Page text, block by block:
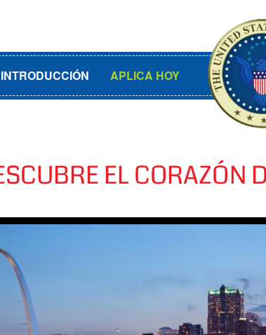
INTRODUCCIÓN APLICA HOY
EL CORAZÓN